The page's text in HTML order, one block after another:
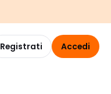
Registrati Accedi